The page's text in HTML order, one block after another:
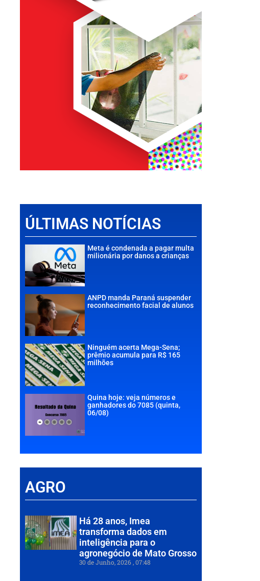
ÚLTIMAS NOTÍCIAS
Meta é condenada a pagar multa
milionária por danos a crianças
ANPD manda Paraná suspender
reconhecimento facial de alunos
Ninguém acerta Mega-Sena;
prêmio acumula para R$ 165
milhões
Quina hoje: veja números e
ganhadores do 7085 (quinta,
06/08)
AGRO
Há 28 anos, Imea
transforma dados em
inteligência para o
agronegócio de Mato Grosso
30 de Junho, 2026 07:48